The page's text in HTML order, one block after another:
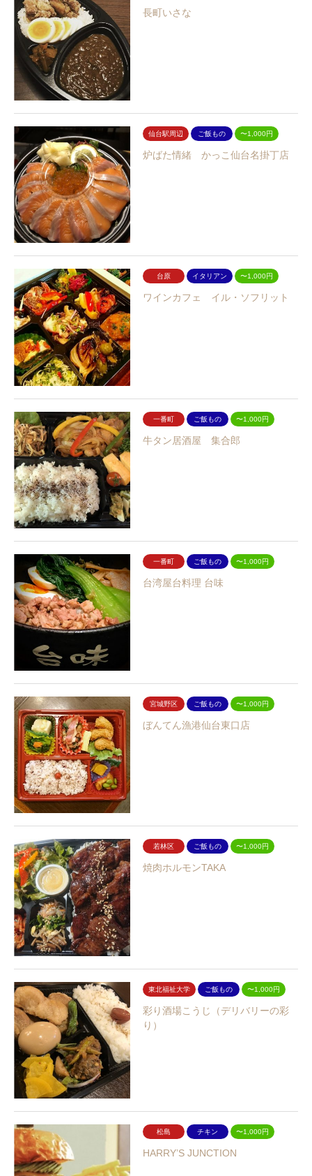
長町いさな
仙台駅周辺 ご飯もの 〜1,000円
炉ばた情緒 かっこ仙台名掛丁店
台原 イタリアン 〜1,000円
ワインカフェ イル・ソフリット
一番町 ご飯もの 〜1,000円
牛タン居酒屋 集合郎
一番町 ご飯もの 〜1,000円
台湾屋台料理 台味
宮城野区 ご飯もの 〜1,000円
ぼんてん漁港仙台東口店
若林区 ご飯もの 〜1,000円
焼肉ホルモンTAKA
東北福祉大学 ご飯もの 〜1,000円
彩り酒場こうじ（デリバリーの彩
り）
松島 チキン 〜1,000円
HARRY’S JUNCTION